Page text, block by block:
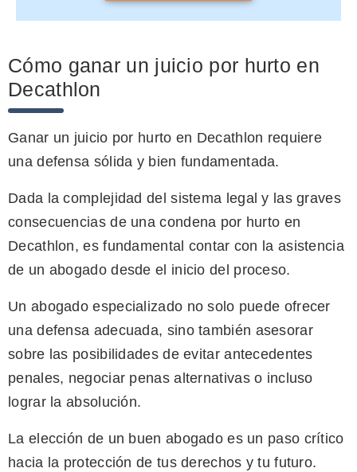
Cómo ganar un juicio por hurto en
Decathlon
Ganar un juicio por hurto en Decathlon requiere
una defensa sólida y bien fundamentada.
Dada la complejidad del sistema legal y las graves
consecuencias de una condena por hurto en
Decathlon, es fundamental contar con la asistencia
de un abogado desde el inicio del proceso.
Un abogado especializado no solo puede ofrecer
una defensa adecuada, sino también asesorar
sobre las posibilidades de evitar antecedentes
penales, negociar penas alternativas o incluso
lograr la absolución.
La elección de un buen abogado es un paso crítico
hacia la protección de tus derechos y tu futuro.